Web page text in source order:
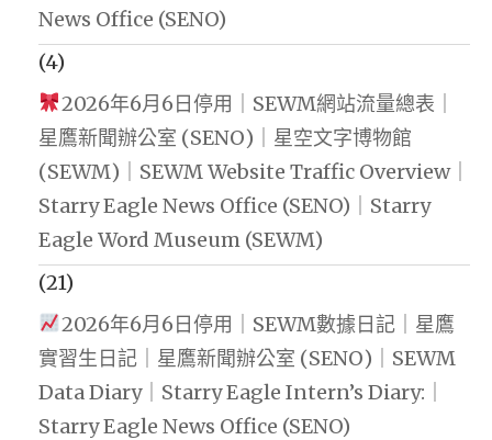
News Office (SENO)
(4)
2026年6月6日停用｜SEWM網站流量總表｜
星鷹新聞辦公室 (SENO)｜星空文字博物館
(SEWM)｜SEWM Website Traffic Overview｜
Starry Eagle News Office (SENO)｜Starry
Eagle Word Museum (SEWM)
(21)
2026年6月6日停用｜SEWM數據日記｜星鷹
實習生日記｜星鷹新聞辦公室 (SENO)｜SEWM
Data Diary｜Starry Eagle Intern’s Diary:｜
Starry Eagle News Office (SENO)